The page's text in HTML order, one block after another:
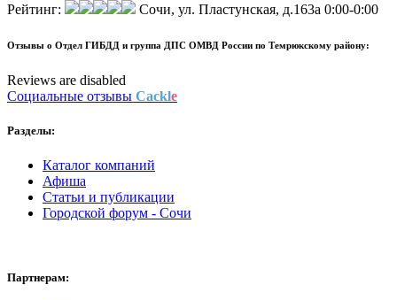
Рейтинг: Сочи, ул. Пластунская, д.163а 0:00-0:00
Отзывы о Отдел ГИБДД и группа ДПС ОМВД России по Темрюкскому району:
Reviews are disabled
Социальные отзывы Cackle
Разделы:
Каталог компаний
Афиша
Статьи и публикации
Городской форум - Сочи
Партнерам: